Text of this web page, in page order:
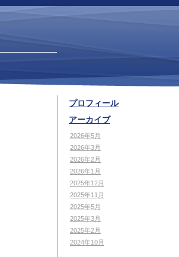
プロフィール
アーカイブ
2026年5月
2026年3月
2026年2月
2026年1月
2025年12月
2025年11月
2025年5月
2025年3月
2025年2月
2024年10月